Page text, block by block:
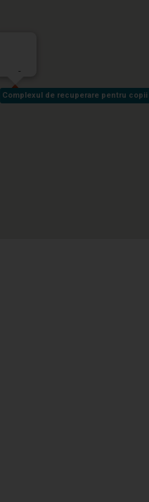
Complexul de recuperare pentru
Complexul de recuperare pentru
-